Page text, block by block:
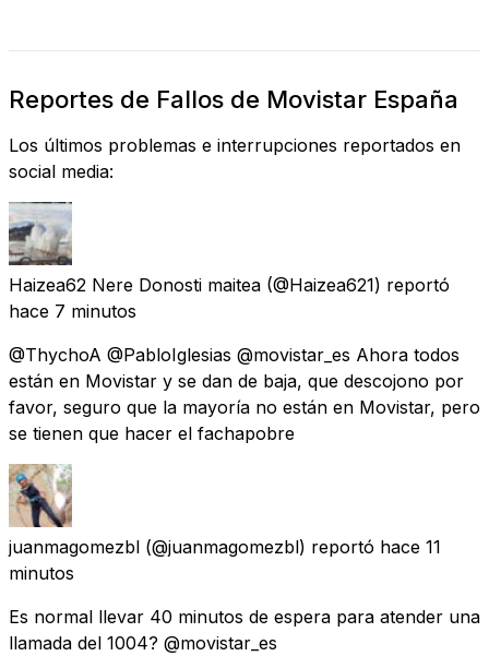
Reportes de Fallos de Movistar España
Los últimos problemas e interrupciones reportados en
social media:
Haizea62 Nere Donosti maitea (@Haizea621) reportó
hace 7 minutos
@ThychoA @PabloIglesias @movistar_es Ahora todos
están en Movistar y se dan de baja, que descojono por
favor, seguro que la mayoría no están en Movistar, pero
se tienen que hacer el fachapobre
juanmagomezbl (@juanmagomezbl) reportó hace 11
minutos
Es normal llevar 40 minutos de espera para atender una
llamada del 1004? @movistar_es